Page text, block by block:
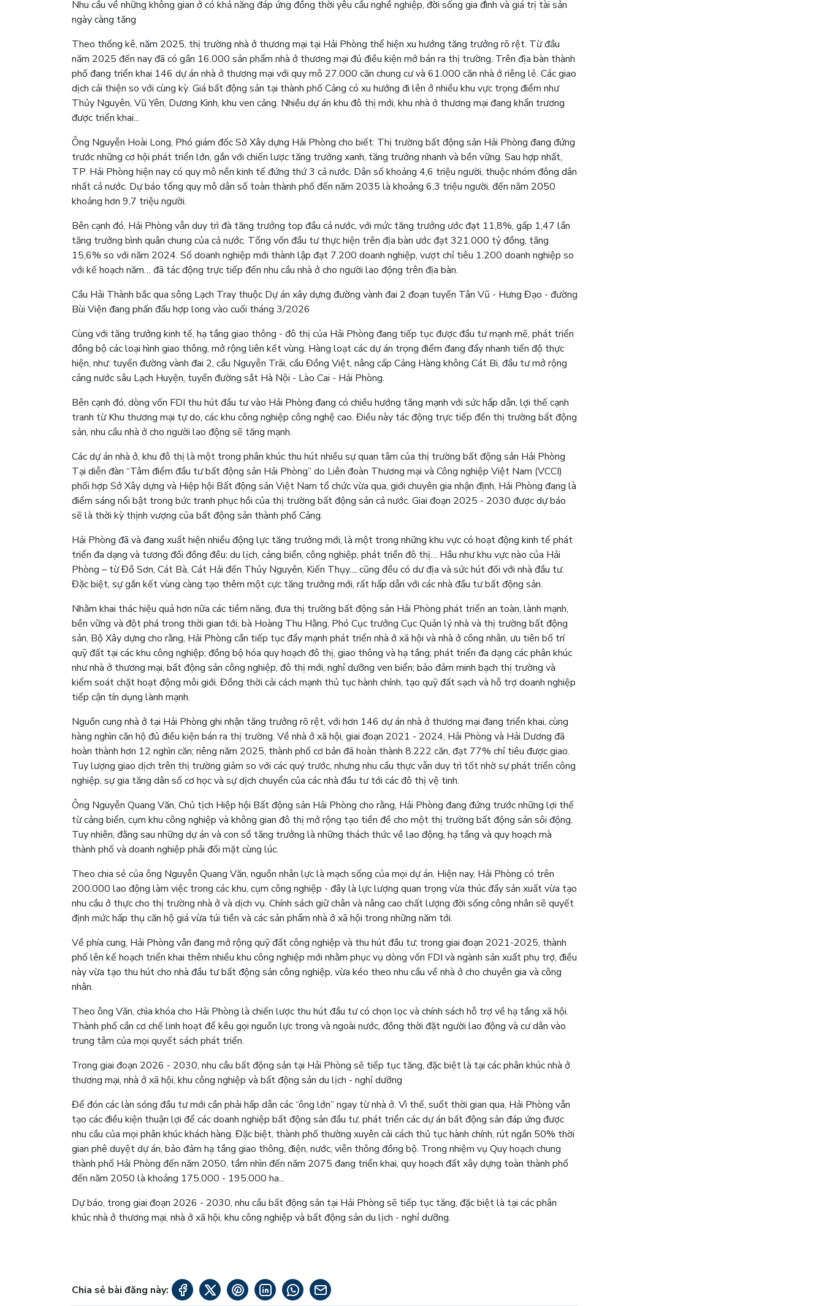
Nhu cầu về những không gian ở có khả năng đáp ứng đồng thời yêu cầu nghề nghiệp, đời sống gia đình và giá trị tài sản
ngày càng tăng
Theo thống kê, năm 2025, thị trường nhà ở thương mại tại Hải Phòng thể hiện xu hướng tăng trưởng rõ rệt. Từ đầu
năm 2025 đến nay đã có gần 16.000 sản phẩm nhà ở thương mại đủ điều kiện mở bán ra thị trường. Trên địa bàn thành
phố đang triển khai 146 dự án nhà ở thương mại với quy mô 27.000 căn chung cư và 61.000 căn nhà ở riêng lẻ. Các giao
dịch cải thiện so với cùng kỳ. Giá bất động sản tại thành phố Cảng có xu hướng đi lên ở nhiều khu vực trọng điểm như
Thủy Nguyên, Vũ Yên, Dương Kinh, khu ven cảng. Nhiều dự án khu đô thị mới, khu nhà ở thương mại đang khẩn trương
được triển khai...
Ông Nguyễn Hoài Long, Phó giám đốc Sở Xây dựng Hải Phòng cho biết: Thị trường bất động sản Hải Phòng đang đứng
trước những cơ hội phát triển lớn, gắn với chiến lược tăng trưởng xanh, tăng trưởng nhanh và bền vững. Sau hợp nhất,
TP. Hải Phòng hiện nay có quy mô nền kinh tế đứng thứ 3 cả nước. Dân số khoảng 4,6 triệu người, thuộc nhóm đông dân
nhất cả nước. Dự báo tổng quy mô dân số toàn thành phố đến năm 2035 là khoảng 6,3 triệu người, đến năm 2050
khoảng hơn 9,7 triệu người.
Bên cạnh đó, Hải Phòng vẫn duy trì đà tăng trưởng top đầu cả nước, với mức tăng trưởng ước đạt 11,8%, gấp 1,47 lần
tăng trưởng bình quân chung của cả nước. Tổng vốn đầu tư thực hiện trên địa bàn ước đạt 321.000 tỷ đồng, tăng
15,6% so với năm 2024. Số doanh nghiệp mới thành lập đạt 7.200 doanh nghiệp, vượt chỉ tiêu 1.200 doanh nghiệp so
với kế hoạch năm… đã tác động trực tiếp đến nhu cầu nhà ở cho người lao động trên địa bàn.
Cầu Hải Thành bắc qua sông Lạch Tray thuộc Dự án xây dựng đường vành đai 2 đoạn tuyến Tân Vũ - Hưng Đạo - đường
Bùi Viện đang phấn đấu hợp long vào cuối tháng 3/2026
Cùng với tăng trưởng kinh tế, hạ tầng giao thông - đô thị của Hải Phòng đang tiếp tục được đầu tư mạnh mẽ, phát triển
đồng bộ các loại hình giao thông, mở rộng liên kết vùng. Hàng loạt các dự án trọng điểm đang đẩy nhanh tiến độ thực
hiện, như: tuyến đường vành đai 2, cầu Nguyễn Trãi, cầu Đồng Việt, nâng cấp Cảng Hàng không Cát Bi, đầu tư mở rộng
cảng nước sâu Lạch Huyện, tuyến đường sắt Hà Nội - Lào Cai - Hải Phòng.
Bên cạnh đó, dòng vốn FDI thu hút đầu tư vào Hải Phòng đang có chiều hướng tăng mạnh với sức hấp dẫn, lợi thế cạnh
tranh từ Khu thương mại tự do, các khu công nghiệp công nghệ cao. Điều này tác động trực tiếp đến thị trường bất động
sản, nhu cầu nhà ở cho người lao động sẽ tăng mạnh.
Các dự án nhà ở, khu đô thị là một trong phân khúc thu hút nhiều sự quan tâm của thị trường bất động sản Hải Phòng
Tại diễn đàn “Tâm điểm đầu tư bất động sản Hải Phòng” do Liên đoàn Thương mại và Công nghiệp Việt Nam (VCCI)
phối hợp Sở Xây dựng và Hiệp hội Bất động sản Việt Nam tổ chức vừa qua, giới chuyên gia nhận định, Hải Phòng đang là
điểm sáng nổi bật trong bức tranh phục hồi của thị trường bất động sản cả nước. Giai đoạn 2025 - 2030 được dự báo
sẽ là thời kỳ thịnh vượng của bất động sản thành phố Cảng.
Hải Phòng đã và đang xuất hiện nhiều động lực tăng trưởng mới, là một trong những khu vực có hoạt động kinh tế phát
triển đa dạng và tương đối đồng đều: du lịch, cảng biển, công nghiệp, phát triển đô thị… Hầu như khu vực nào của Hải
Phòng – từ Đồ Sơn, Cát Bà, Cát Hải đến Thủy Nguyên, Kiến Thụy..., cũng đều có dư địa và sức hút đối với nhà đầu tư.
Đặc biệt, sự gắn kết vùng càng tạo thêm một cực tăng trưởng mới, rất hấp dẫn với các nhà đầu tư bất động sản.
Nhằm khai thác hiệu quả hơn nữa các tiềm năng, đưa thị trường bất động sản Hải Phòng phát triển an toàn, lành mạnh,
bền vững và đột phá trong thời gian tới, bà Hoàng Thu Hằng, Phó Cục trưởng Cục Quản lý nhà và thị trường bất động
sản, Bộ Xây dựng cho rằng, Hải Phòng cần tiếp tục đẩy mạnh phát triển nhà ở xã hội và nhà ở công nhân, ưu tiên bố trí
quỹ đất tại các khu công nghiệp; đồng bộ hóa quy hoạch đô thị, giao thông và hạ tầng; phát triển đa dạng các phân khúc
như nhà ở thương mại, bất động sản công nghiệp, đô thị mới, nghỉ dưỡng ven biển; bảo đảm minh bạch thị trường và
kiểm soát chặt hoạt động môi giới. Đồng thời cải cách mạnh thủ tục hành chính, tạo quỹ đất sạch và hỗ trợ doanh nghiệp
tiếp cận tín dụng lành mạnh.
Nguồn cung nhà ở tại Hải Phòng ghi nhận tăng trưởng rõ rệt, với hơn 146 dự án nhà ở thương mại đang triển khai, cùng
hàng nghìn căn hộ đủ điều kiện bán ra thị trường. Về nhà ở xã hội, giai đoạn 2021 - 2024, Hải Phòng và Hải Dương đã
hoàn thành hơn 12 nghìn căn; riêng năm 2025, thành phố cơ bản đã hoàn thành 8.222 căn, đạt 77% chỉ tiêu được giao.
Tuy lượng giao dịch trên thị trường giảm so với các quý trước, nhưng nhu cầu thực vẫn duy trì tốt nhờ sự phát triển công
nghiệp, sự gia tăng dân số cơ học và sự dịch chuyển của các nhà đầu tư tới các đô thị vệ tinh.
Ông Nguyễn Quang Văn, Chủ tịch Hiệp hội Bất động sản Hải Phòng cho rằng, Hải Phòng đang đứng trước những lợi thế
từ cảng biển, cụm khu công nghiệp và không gian đô thị mở rộng tạo tiền đề cho một thị trường bất động sản sôi động.
Tuy nhiên, đằng sau những dự án và con số tăng trưởng là những thách thức về lao động, hạ tầng và quy hoạch mà
thành phố và doanh nghiệp phải đối mặt cùng lúc.
Theo chia sẻ của ông Nguyễn Quang Văn, nguồn nhân lực là mạch sống của mọi dự án. Hiện nay, Hải Phòng có trên
200.000 lao động làm việc trong các khu, cụm công nghiệp - đây là lực lượng quan trọng vừa thúc đẩy sản xuất vừa tạo
nhu cầu ở thực cho thị trường nhà ở và dịch vụ. Chính sách giữ chân và nâng cao chất lượng đời sống công nhân sẽ quyết
định mức hấp thụ căn hộ giá vừa túi tiền và các sản phẩm nhà ở xã hội trong những năm tới.
Về phía cung, Hải Phòng vẫn đang mở rộng quỹ đất công nghiệp và thu hút đầu tư; trong giai đoạn 2021-2025, thành
phố lên kế hoạch triển khai thêm nhiều khu công nghiệp mới nhằm phục vụ dòng vốn FDI và ngành sản xuất phụ trợ, điều
này vừa tạo thu hút cho nhà đầu tư bất động sản công nghiệp, vừa kéo theo nhu cầu về nhà ở cho chuyên gia và công
nhân.
Theo ông Văn, chìa khóa cho Hải Phòng là chiến lược thu hút đầu tư có chọn lọc và chính sách hỗ trợ về hạ tầng xã hội.
Thành phố cần cơ chế linh hoạt để kêu gọi nguồn lực trong và ngoài nước, đồng thời đặt người lao động và cư dân vào
trung tâm của mọi quyết sách phát triển.
Trong giai đoạn 2026 - 2030, nhu cầu bất động sản tại Hải Phòng sẽ tiếp tục tăng, đặc biệt là tại các phân khúc nhà ở
thương mại, nhà ở xã hội, khu công nghiệp và bất động sản du lịch - nghỉ dưỡng
Để đón các làn sóng đầu tư mới cần phải hấp dẫn các “ông lớn” ngay từ nhà ở. Vì thế, suốt thời gian qua, Hải Phòng vẫn
tạo các điều kiện thuận lợi để các doanh nghiệp bất động sản đầu tư, phát triển các dự án bất động sản đáp ứng được
nhu cầu của mọi phân khúc khách hàng. Đặc biệt, thành phố thường xuyên cải cách thủ tục hành chính, rút ngắn 50% thời
gian phê duyệt dự án, bảo đảm hạ tầng giao thông, điện, nước, viễn thông đồng bộ. Trong nhiệm vụ Quy hoạch chung
thành phố Hải Phòng đến năm 2050, tầm nhìn đến năm 2075 đang triển khai, quy hoạch đất xây dựng toàn thành phố
đến năm 2050 là khoảng 175.000 - 195.000 ha...
Dự báo, trong giai đoạn 2026 - 2030, nhu cầu bất động sản tại Hải Phòng sẽ tiếp tục tăng, đặc biệt là tại các phân
khúc nhà ở thương mại, nhà ở xã hội, khu công nghiệp và bất động sản du lịch - nghỉ dưỡng.
Chia sẻ bài đăng này: